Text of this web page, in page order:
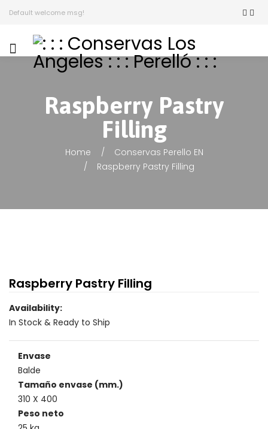
Default welcome msg!
Raspberry Pastry
Filling
Home
Conservas Perello EN
Raspberry Pastry Filling
Raspberry Pastry Filling
Availability:
In Stock & Ready to Ship
Envase
Balde
Tamaño envase (mm.)
310 X 400
Peso neto